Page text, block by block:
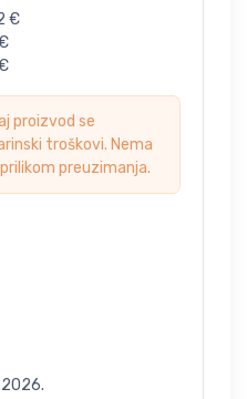
€
proizvod se
troškovi. Nema
preuzimanja.